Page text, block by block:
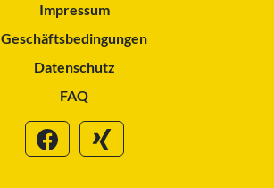
Impressum
Geschäftsbedingungen
Datenschutz
FAQ